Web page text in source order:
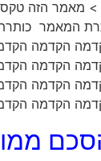
> מאמר הזה
המאמר
הקדמה
הקדמה
הקדמה
הקדמה